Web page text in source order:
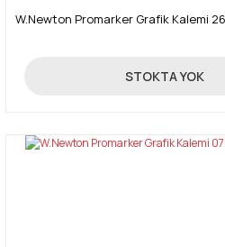
W.Newton Promarker Grafik Kalemi
19,90 TL
STOKTA YOK